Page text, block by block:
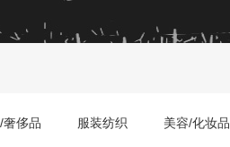
奢侈品 服装纺织 美容/化妆品